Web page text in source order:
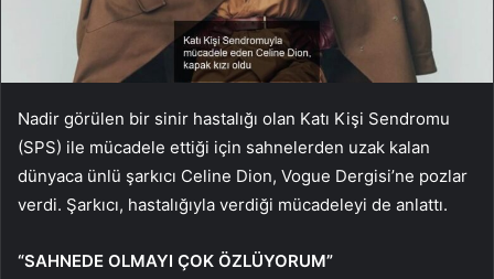
Nadir görülen bir sinir hastalığı olan Katı Kişi Sendromu
(SPS) ile mücadele ettiği için sahnelerden uzak kalan
dünyaca ünlü şarkıcı Celine Dion, Vogue Dergisi’ne pozlar
verdi. Şarkıcı, hastalığıyla verdiği mücadeleyi de anlattı.
“SAHNEDE OLMAYI ÇOK ÖZLÜYORUM”